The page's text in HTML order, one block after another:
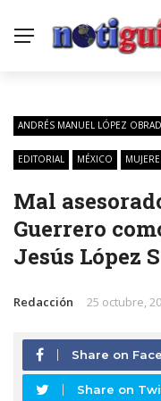
ANDRÉS MANUEL LÓPEZ
EDITORIAL MÉXICO
Mal
Guerrero
Jesús López
Redacción 25 octubre,
Share on
Share on